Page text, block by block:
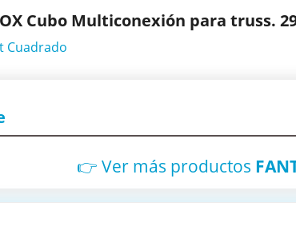
Cubo Multiconexión para truss.
Cuadrado
👉 Ver más productos